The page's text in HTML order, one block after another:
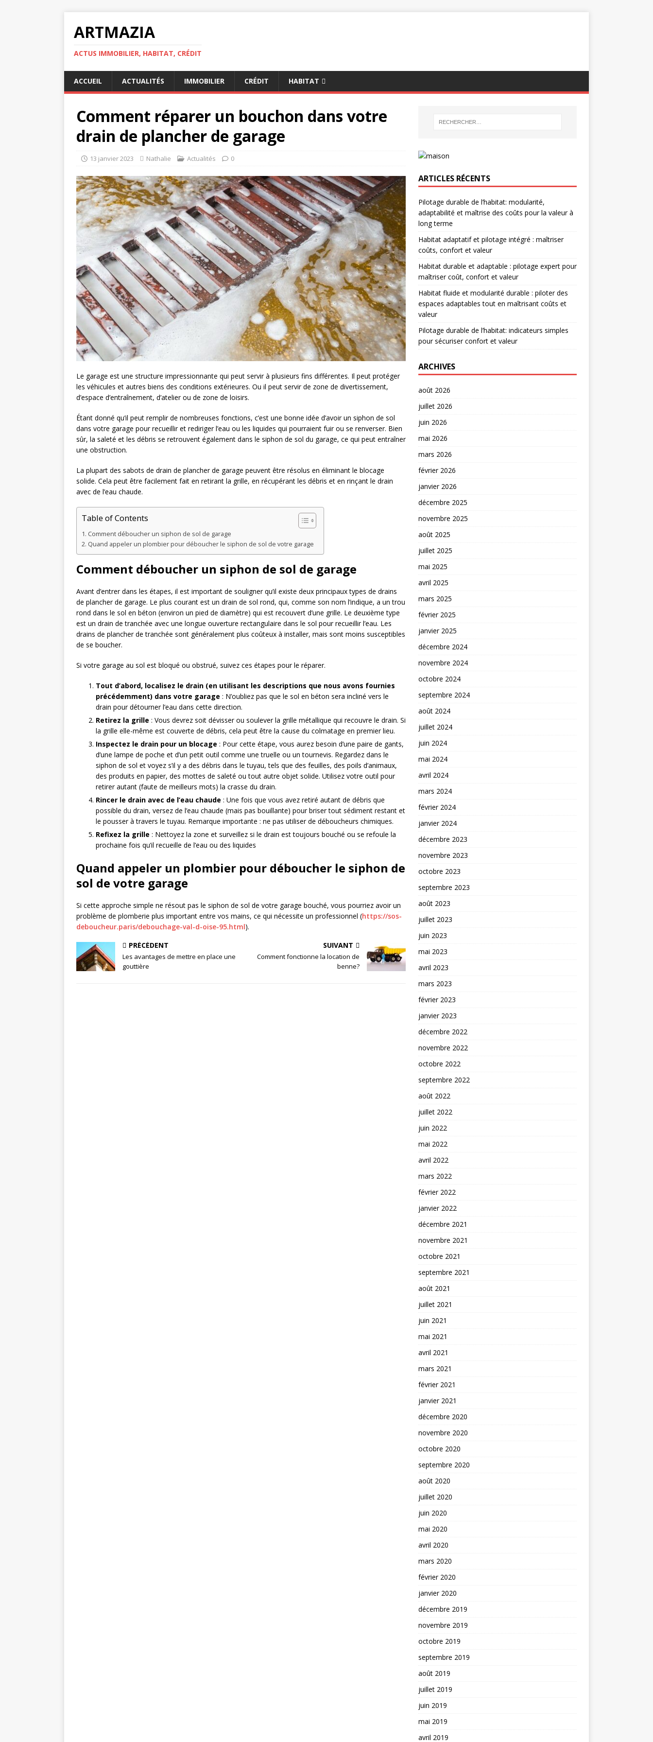
ARTMAZIA
ACTUS IMMOBILIER, HABITAT, CRÉDIT
ACCUEIL ACTUALITÉS IMMOBILIER CRÉDIT HABITAT
Comment réparer un bouchon dans votre
drain de plancher de garage
13 janvier 2023 Nathalie Actualités 0
Le garage est une structure impressionnante qui peut servir à plusieurs fins différentes. Il peut protéger
les véhicules et autres biens des conditions extérieures. Ou il peut servir de zone de divertissement,
d’espace d’entraînement, d’atelier ou de zone de loisirs.
Étant donné qu’il peut remplir de nombreuses fonctions, c’est une bonne idée d’avoir un siphon de sol
dans votre garage pour recueillir et rediriger l’eau ou les liquides qui pourraient fuir ou se renverser. Bien
sûr, la saleté et les débris se retrouvent également dans le siphon de sol du garage, ce qui peut entraîner
une obstruction.
La plupart des sabots de drain de plancher de garage peuvent être résolus en éliminant le blocage
solide. Cela peut être facilement fait en retirant la grille, en récupérant les débris et en rinçant le drain
avec de l’eau chaude.
Table of Contents
Comment déboucher un siphon de sol de garage
Quand appeler un plombier pour déboucher le siphon de sol de votre garage
Comment déboucher un siphon de sol de garage
Avant d’entrer dans les étapes, il est important de souligner qu’il existe deux principaux types de drains
de plancher de garage. Le plus courant est un drain de sol rond, qui, comme son nom l’indique, a un trou
rond dans le sol en béton (environ un pied de diamètre) qui est recouvert d’une grille. Le deuxième type
est un drain de tranchée avec une longue ouverture rectangulaire dans le sol pour recueillir l’eau. Les
drains de plancher de tranchée sont généralement plus coûteux à installer, mais sont moins susceptibles
de se boucher.
Si votre garage au sol est bloqué ou obstrué, suivez ces étapes pour le réparer.
Tout d’abord, localisez le drain (en utilisant les descriptions que nous avons fournies
précédemment) dans votre garage : N’oubliez pas que le sol en béton sera incliné vers le
drain pour détourner l’eau dans cette direction.
Retirez la grille : Vous devrez soit dévisser ou soulever la grille métallique qui recouvre le drain. Si
la grille elle-même est couverte de débris, cela peut être la cause du colmatage en premier lieu.
Inspectez le drain pour un blocage : Pour cette étape, vous aurez besoin d’une paire de gants,
d’une lampe de poche et d’un petit outil comme une truelle ou un tournevis. Regardez dans le
siphon de sol et voyez s’il y a des débris dans le tuyau, tels que des feuilles, des poils d’animaux,
des produits en papier, des mottes de saleté ou tout autre objet solide. Utilisez votre outil pour
retirer autant (faute de meilleurs mots) la crasse du drain.
Rincer le drain avec de l’eau chaude : Une fois que vous avez retiré autant de débris que
possible du drain, versez de l’eau chaude (mais pas bouillante) pour briser tout sédiment restant et
le pousser à travers le tuyau. Remarque importante : ne pas utiliser de déboucheurs chimiques.
Refixez la grille : Nettoyez la zone et surveillez si le drain est toujours bouché ou se refoule la
prochaine fois qu’il recueille de l’eau ou des liquides
Quand appeler un plombier pour déboucher le siphon de
sol de votre garage
Si cette approche simple ne résout pas le siphon de sol de votre garage bouché, vous pourriez avoir un
problème de plomberie plus important entre vos mains, ce qui nécessite un professionnel (https://sos-
deboucheur.paris/debouchage-val-d-oise-95.html).
PRÉCÉDENT
Les avantages de mettre en place une
gouttière
SUIVANT
Comment fonctionne la location de
benne?
ARTICLES RÉCENTS
Pilotage durable de l’habitat: modularité,
adaptabilité et maîtrise des coûts pour la valeur à
long terme
Habitat adaptatif et pilotage intégré : maîtriser
coûts, confort et valeur
Habitat durable et adaptable : pilotage expert pour
maîtriser coût, confort et valeur
Habitat fluide et modularité durable : piloter des
espaces adaptables tout en maîtrisant coûts et
valeur
Pilotage durable de l’habitat: indicateurs simples
pour sécuriser confort et valeur
ARCHIVES
août 2026
juillet 2026
juin 2026
mai 2026
mars 2026
février 2026
janvier 2026
décembre 2025
novembre 2025
août 2025
juillet 2025
mai 2025
avril 2025
mars 2025
février 2025
janvier 2025
décembre 2024
novembre 2024
octobre 2024
septembre 2024
août 2024
juillet 2024
juin 2024
mai 2024
avril 2024
mars 2024
février 2024
janvier 2024
décembre 2023
novembre 2023
octobre 2023
septembre 2023
août 2023
juillet 2023
juin 2023
mai 2023
avril 2023
mars 2023
février 2023
janvier 2023
décembre 2022
novembre 2022
octobre 2022
septembre 2022
août 2022
juillet 2022
juin 2022
mai 2022
avril 2022
mars 2022
février 2022
janvier 2022
décembre 2021
novembre 2021
octobre 2021
septembre 2021
août 2021
juillet 2021
juin 2021
mai 2021
avril 2021
mars 2021
février 2021
janvier 2021
décembre 2020
novembre 2020
octobre 2020
septembre 2020
août 2020
juillet 2020
juin 2020
mai 2020
avril 2020
mars 2020
février 2020
janvier 2020
décembre 2019
novembre 2019
octobre 2019
septembre 2019
août 2019
juillet 2019
juin 2019
mai 2019
avril 2019